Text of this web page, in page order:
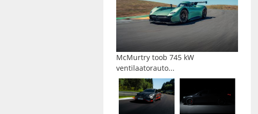
McMurtry toob 745 kW
ventilaatorauto...